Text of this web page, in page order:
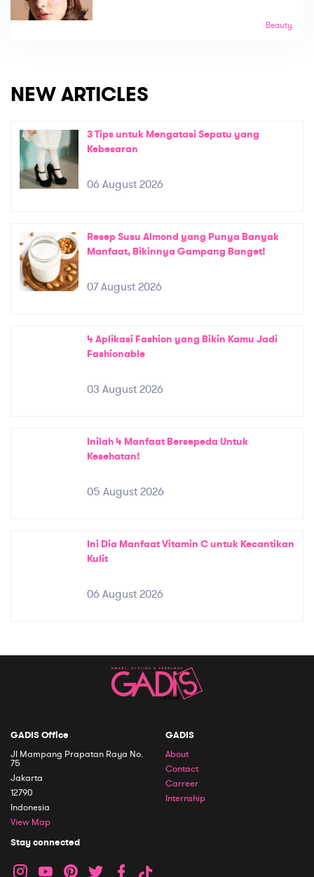
Beauty
NEW ARTICLES
3 Tips untuk Mengatasi Sepatu yang
Kebesaran
06 August 2026
Resep Susu Almond yang Punya Banyak
Manfaat, Bikinnya Gampang Banget!
07 August 2026
4 Aplikasi Fashion yang Bikin Kamu Jadi
Fashionable
03 August 2026
Inilah 4 Manfaat Bersepeda Untuk
Kesehatan!
05 August 2026
Ini Dia Manfaat Vitamin C untuk Kecantikan
Kulit
06 August 2026
GADIS Office
Jl Mampang Prapatan Raya No.
75
Jakarta
12790
Indonesia
View Map
GADIS
About
Contact
Carreer
Internship
Stay connected